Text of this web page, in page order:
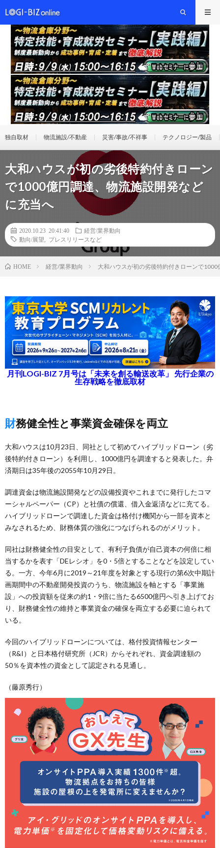
独自取材 物流施設/不動産 災害/事故/不祥事 テクノロジー/製品
大和ハウスが初の劣後特約付きローン
で1000億円調達、物流施設開発など
に充当へ
2020.10.23 20:41:40
経営/業界動向
動向/展望
プレスリリースなど
HOME 経営/業界動向 大和ハウスが初の劣後特約付きローンで
月刊LOGI-BIZ 7月号は「未来を創る輸送改革」 先行企業の
生存戦略を徹底取材
財務健全性と事業資金確保を両立
大和ハウスは10月23日、同社として初めてハイブリッドローン（劣
後特約付きローン）を利用し、1000億円を調達すると発表した。弁
済期日は35年後の2055年10月29日。
調達資金は物流施設開発などの設備投資やこれまでに発行したコマ
ーシャルペーパー（CP）と社債の償還、借入金返済などに充てる。
ハイブリッドローンで調達した資金は格付け機関から一部を資本と
みなされるため、財務体質の強化につなげられるのがメリット。
同社は財務健全性の目安として、有利子負債が自己資本の何倍に相
当するかを表す「DEレシオ」を0・5倍とすることなどを設定してい
る。一方、今年6月に2019～21年度を対象とする現行の第6次中期計
画期間中の不動産開発投資のうち、物流施設を軸とする「事業施
設」への投資額を従来の約1・9倍に当たる6500億円へ引き上げてお
り、財務健全性の維持と事業資金の確保を両立する必要に迫られて
いる。
今回のハイブリッドローンについては、格付投資情報センター
（R&I）と日本格付研究所（JCR）からそれぞれ、資金調達額の
50％を資本性の資金として認定される見通し。
（藤原秀行）